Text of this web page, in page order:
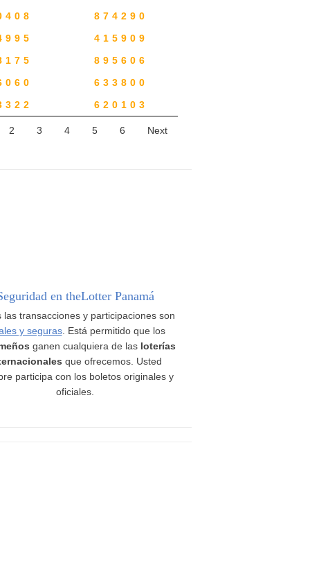
874290
415909
895606
633800
620103
2 3 4 5 6 Next
en theLotter Panamá
las transacciones y participaciones son
y seguras. Está permitido que los
ganen cualquiera de las loterías
que ofrecemos. Usted
participa con los boletos originales y
oficiales.